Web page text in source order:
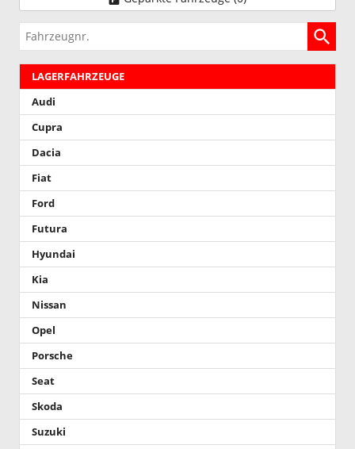
Fahrzeugnr.
LAGERFAHRZEUGE
Audi
Cupra
Dacia
Fiat
Ford
Futura
Hyundai
Kia
Nissan
Opel
Porsche
Seat
Skoda
Suzuki